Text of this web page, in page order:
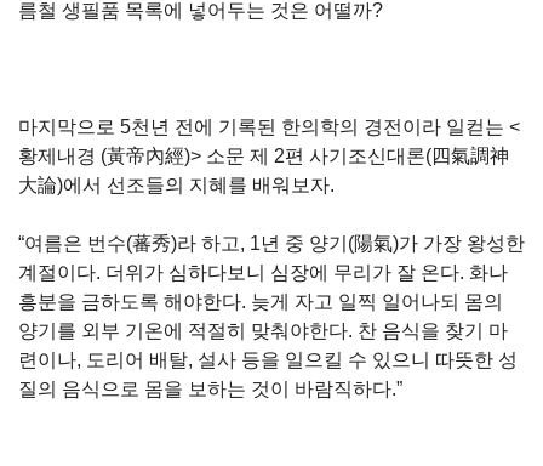
름철 생필품 목록에 넣어두는 것은 어떨까?
마지막으로 5천년 전에 기록된 한의학의 경전이라 일컫는 <
황제내경 (黃帝內經)> 소문 제 2편 사기조신대론(四氣調神
大論)에서 선조들의 지혜를 배워보자.
“여름은 번수(蕃秀)라 하고, 1년 중 양기(陽氣)가 가장 왕성한
계절이다. 더위가 심하다보니 심장에 무리가 잘 온다. 화나
흥분을 금하도록 해야한다. 늦게 자고 일찍 일어나되 몸의
양기를 외부 기온에 적절히 맞춰야한다. 찬 음식을 찾기 마
련이나, 도리어 배탈, 설사 등을 일으킬 수 있으니 따뜻한 성
질의 음식으로 몸을 보하는 것이 바람직하다.”